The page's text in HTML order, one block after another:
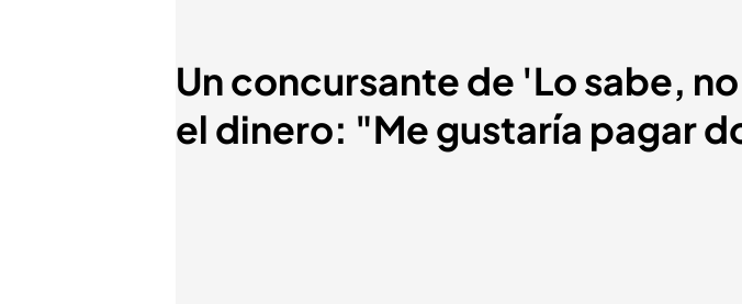
Un concursante de 'Lo sabe,
el dinero: "Me gustaría pagar